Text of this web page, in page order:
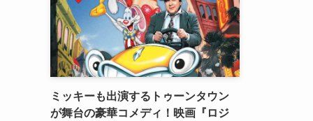
ミッキーも出演するトゥーンタウン
が舞台の豪華コメディ！映画『ロジ